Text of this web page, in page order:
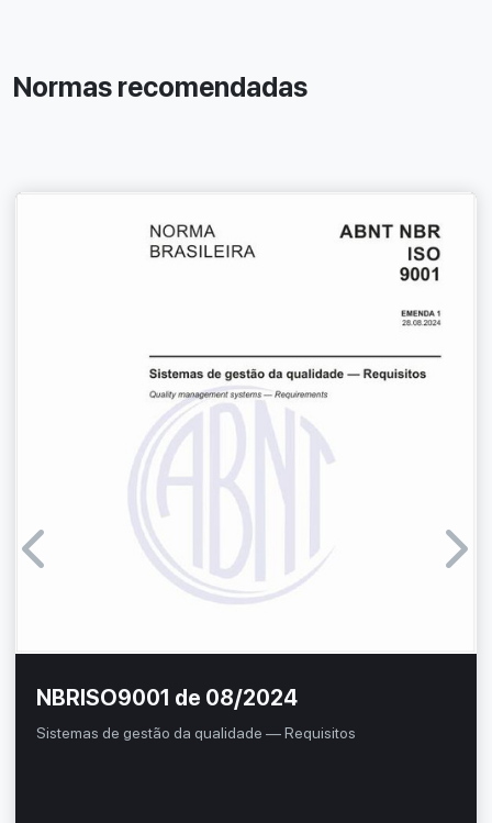
Normas recomendadas
NBRISO9001 de 08/2024
Sistemas de gestão da qualidade — Requisitos